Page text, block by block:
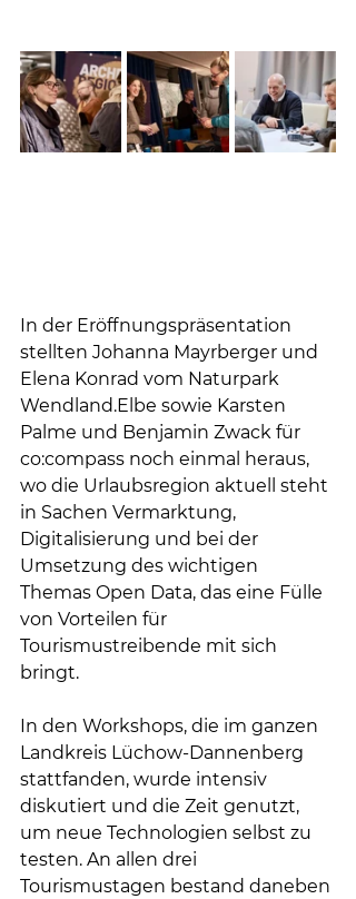
In der Eröffnungspräsentation
stellten Johanna Mayrberger und
Elena Konrad vom Naturpark
Wendland.Elbe sowie Karsten
Palme und Benjamin Zwack für
co:compass noch einmal heraus,
wo die Urlaubsregion aktuell steht
in Sachen Vermarktung,
Digitalisierung und bei der
Umsetzung des wichtigen
Themas Open Data, das eine Fülle
von Vorteilen für
Tourismustreibende mit sich
bringt.
In den Workshops, die im ganzen
Landkreis Lüchow-Dannenberg
stattfanden, wurde intensiv
diskutiert und die Zeit genutzt,
um neue Technologien selbst zu
testen. An allen drei
Tourismustagen bestand daneben